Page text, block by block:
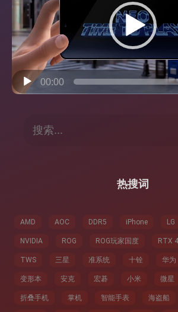
放
00:00
热搜词
AMD AOC DDR5 iPhone LG
NVIDIA ROG ROG玩家国度 RTX
TWS 三星 准系统 十铨 华为
变形本 安克 宏碁 小米 微星
折叠手机 掌机 智能手表 海盗船